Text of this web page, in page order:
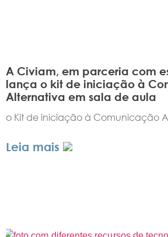
A Civiam, em parceria com
lança o kit de iniciação à
Alternativa em sala de aula
o Kit de iniciação à Comunicação
Leia mais